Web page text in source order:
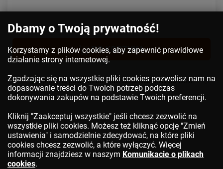
DO KOSZYKA
Dbamy o Twoją prywatność!
Korzystamy z plików cookies, aby zapewnić prawidłowe
działanie strony internetowej.
Zgadzając się na wszystkie pliki cookies pozwolisz nam na
dopasowanie treści do Twoich potrzeb podczas
dokonywania zakupów na podstawie Twoich preferencji.
Kliknij "Zaakceptuj wszystkie" jeśli chcesz zezwolić na
wszystkie pliki cookies. Możesz też kliknąć opcję "Zmień
ustawienia" i samodzielnie zdecydować, na które pliki
cookies chcesz zezwolić, a które wyłączyć. Więcej
informacji znajdziesz w naszym Komunikacie o plikach
cookies.